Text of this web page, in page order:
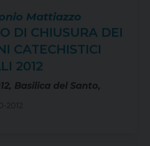
Mattiazzo
DI CHIUSURA DEI
CATECHISTICI
2012
Basilica del Santo,
2012